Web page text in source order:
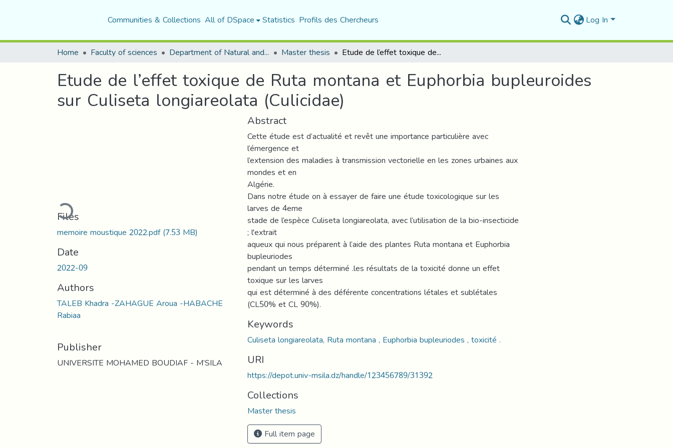
Communities & Collections All of DSpace Statistics Profils des Chercheurs Log In
Home Faculty of sciences Department of Natural and Life Sciences Master thesis Etude de l’effet toxique de Ruta montana et Euphorbia bupleuroides sur Culiseta longiareolata (Culicidae)
Etude de l’effet toxique de Ruta montana et Euphorbia bupleuroides
sur Culiseta longiareolata (Culicidae)
Loading...
Files
memoire moustique 2022.pdf(7.53 MB)
Date
2022-09
Authors
TALEB Khadra -ZAHAGUE Aroua -HABACHE
Rabiaa
Publisher
UNIVERSITE MOHAMED BOUDIAF - M’SILA
Abstract
Cette étude est d’actualité et revêt une importance particulière avec
l’émergence et
l’extension des maladies à transmission vectorielle en les zones urbaines aux
mondes et en
Algérie.
Dans notre étude on à essayer de faire une étude toxicologique sur les
larves de 4eme
stade de l’espèce Culiseta longiareolata, avec l’utilisation de la bio-insecticide
; l'extrait
aqueux qui nous préparent à l’aide des plantes Ruta montana et Euphorbia
bupleuriodes
pendant un temps déterminé .les résultats de la toxicité donne un effet
toxique sur les larves
qui est déterminé à des déférente concentrations létales et sublétales
(CL50% et CL 90%).
Keywords
Culiseta longiareolata, Ruta montana , Euphorbia bupleuriodes , toxicité .
URI
https://depot.univ-msila.dz/handle/123456789/31392
Collections
Master thesis
Full item page